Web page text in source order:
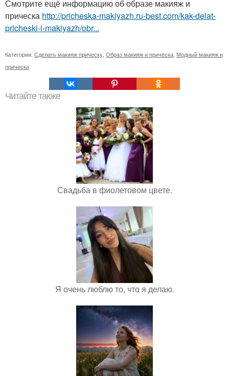
Смотрите ещё информацию об образе макияж и
прическа http://pricheska-makiyazh.ru-best.com/kak-delat-
pricheski-i-makiyazh/obr...
Категории: Сделать макияж прическу, Образ макияж и прическа, Модный макияж и
прическа
Читайте также
Свадьба в фиолетовом цвете.
Я очень люблю то, что я делаю.